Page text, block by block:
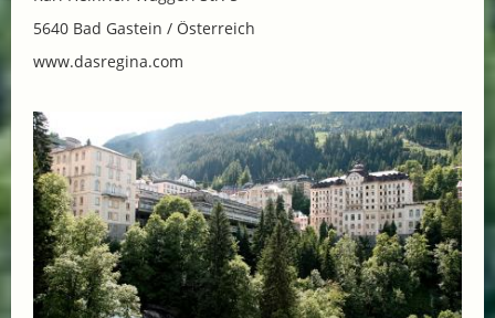
5640 Bad Gastein / Österreich
www.dasregina.com